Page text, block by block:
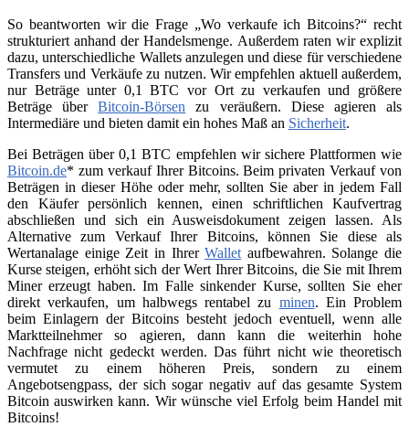
So beantworten wir die Frage „Wo verkaufe ich Bitcoins?“ recht
strukturiert anhand der Handelsmenge. Außerdem raten wir explizit
dazu, unterschiedliche Wallets anzulegen und diese für verschiedene
Transfers und Verkäufe zu nutzen. Wir empfehlen aktuell außerdem,
nur Beträge unter 0,1 BTC vor Ort zu verkaufen und größere
Beträge überBitcoin-Börsen zu veräußern. Diese agieren als
Intermediäre und bieten damit ein hohes Maß an Sicherheit.
Bei Beträgen über 0,1 BTC empfehlen wir sichere Plattformen wie
Bitcoin.de* zum verkauf Ihrer Bitcoins. Beim privaten Verkauf von
Beträgen in dieser Höhe oder mehr, sollten Sie aber in jedem Fall
den Käufer persönlich kennen, einen schriftlichen Kaufvertrag
abschließen und sich ein Ausweisdokument zeigen lassen. Als
Alternative zum Verkauf Ihrer Bitcoins, können Sie diese als
Wertanalage einige Zeit in IhrerWallet aufbewahren. Solange die
Kurse steigen, erhöht sich der Wert Ihrer Bitcoins, die Sie mit Ihrem
Miner erzeugt haben. Im Falle sinkender Kurse, sollten Sie eher
direkt verkaufen, um halbwegs rentabel zu minen. Ein Problem
beim Einlagern der Bitcoins besteht jedoch eventuell, wenn alle
Marktteilnehmer so agieren, dann kann die weiterhin hohe
Nachfrage nicht gedeckt werden. Das führt nicht wie theoretisch
vermutet zu einem höheren Preis, sondern zu einem
Angebotsengpass, der sich sogar negativ auf das gesamte System
Bitcoin auswirken kann. Wir wünsche viel Erfolg beim Handel mit
Bitcoins!